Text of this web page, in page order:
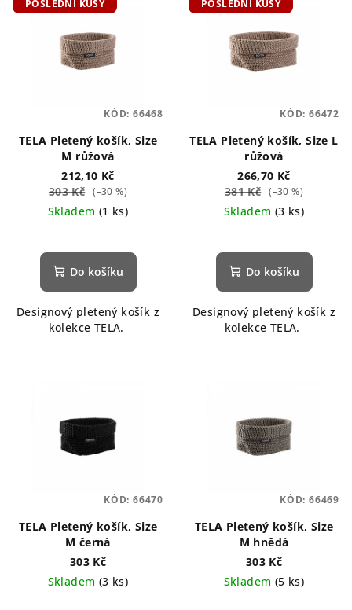
d
ý
POSLEDNÍ KUSY
TELA Pletený košík, Size
M růžová
212,10 Kč
303 Kč (–30 %)
Skladem (1 ks)
Do košíku
Designový pletený košík z
kolekce TELA.
KÓD: 66468
POSLEDNÍ KUSY
TELA Pletený košík, Size L
růžová
266,70 Kč
381 Kč (–30 %)
Skladem (3 ks)
Do košíku
Designový pletený košík z
kolekce TELA.
KÓD: 66472
TELA Pletený košík, Size
M černá
303 Kč
Skladem (3 ks)
KÓD: 66470
TELA Pletený košík, Size
M hnědá
303 Kč
Skladem (5 ks)
KÓD: 66469